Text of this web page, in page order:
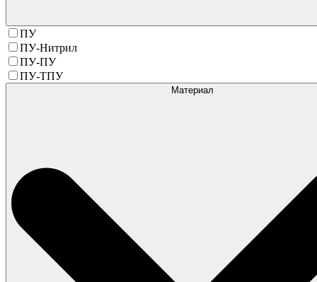
ПУ
ПУ-Нитрил
ПУ-ПУ
ПУ-ТПУ